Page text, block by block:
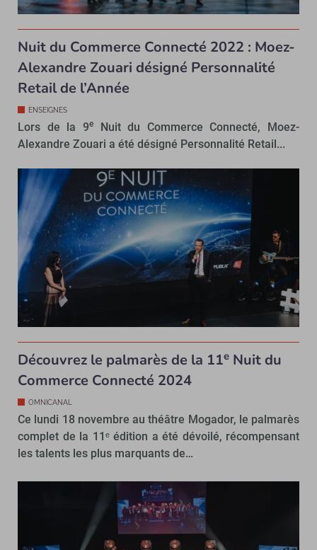
Nuit du Commerce Connecté 2022 : Moez-
Alexandre Zouari désigné Personnalité
Retail de l’Année
ENSEIGNES
Lors de la 9eNuit du Commerce Connecté, Moez-
Alexandre Zouari a été désigné Personnalité Retail...
Découvrez le palmarès de la 11e Nuit du
Commerce Connecté 2024
OMNICANAL
Ce lundi 18 novembre au théâtre Mogador, le palmarès
complet de la 11ᵉ édition a été dévoilé, récompensant
les talents les plus marquants de…